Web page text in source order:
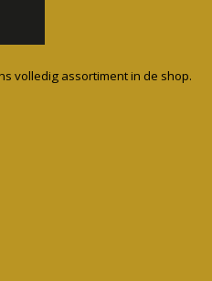
volledig assortiment in de shop.